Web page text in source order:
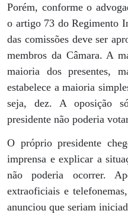
Porém, conforme o
o artigo 73 do Regimento
das comissões deve ser
membros da Câmara. A
maioria dos presentes,
estabelece a maioria
seja, dez. A oposição
presidente não poderia
O próprio presidente
imprensa e explicar a
não poderia ocorrer.
extraoficiais e
anunciou que seriam